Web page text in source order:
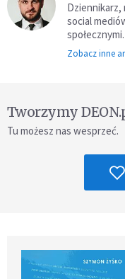
social
społecznymi.
Zobacz inne
Tworzymy
Tu możesz nas wesprzeć.